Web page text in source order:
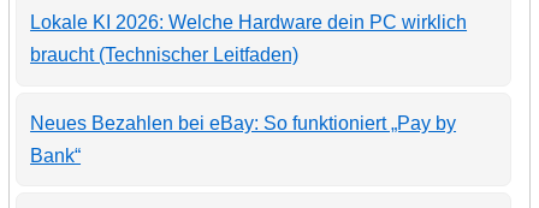
Lokale KI 2026: Welche Hardware dein PC wirklich
braucht (Technischer Leitfaden)
Neues Bezahlen bei eBay: So funktioniert „Pay by
Bank“